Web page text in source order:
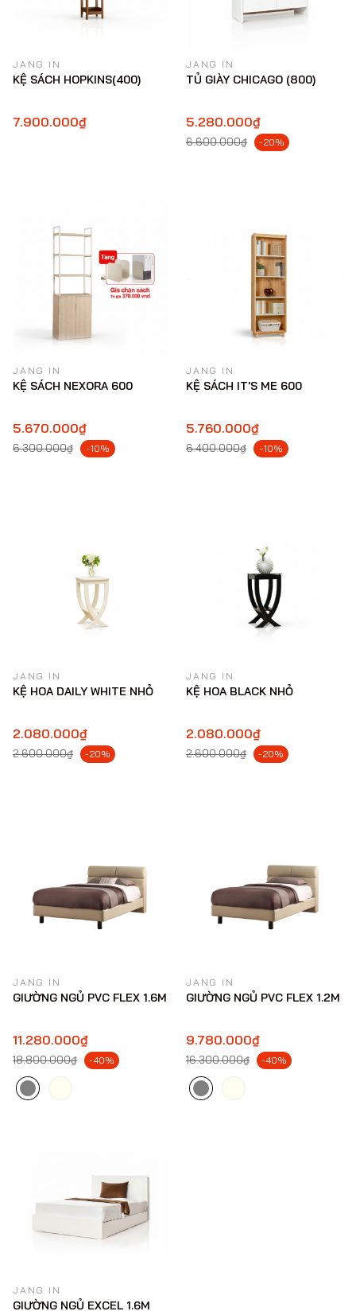
JANG IN
KỆ SÁCH HOPKINS(400)
7.900.000₫
JANG IN
TỦ GIÀY CHICAGO (800)
5.280.000₫
6.600.000₫ -20%
JANG IN
KỆ SÁCH NEXORA 600
5.670.000₫
6.300.000₫ -10%
JANG IN
KỆ SÁCH IT'S ME 600
5.760.000₫
6.400.000₫ -10%
JANG IN
KỆ HOA DAILY WHITE NHỎ
2.080.000₫
2.600.000₫ -20%
JANG IN
KỆ HOA BLACK NHỎ
2.080.000₫
2.600.000₫ -20%
JANG IN
GIƯỜNG NGỦ PVC FLEX 1.6M
11.280.000₫
18.800.000₫ -40%
JANG IN
GIƯỜNG NGỦ PVC FLEX 1.2M
9.780.000₫
16.300.000₫ -40%
JANG IN
GIƯỜNG NGỦ EXCEL 1.6M